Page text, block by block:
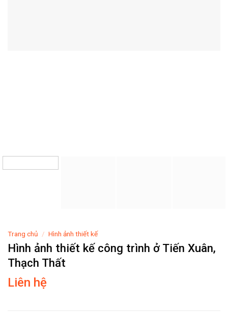
Trang chủ / Hình ảnh thiết kế
Hình ảnh thiết kế công trình ở Tiến Xuân,
Thạch Thất
Liên hệ